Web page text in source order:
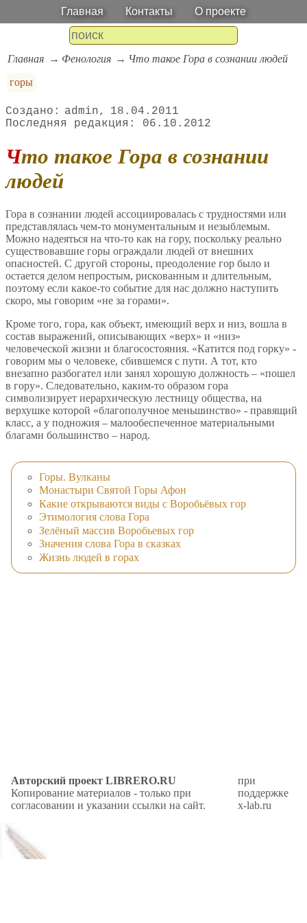
Главная Контакты О проекте
Главная Фенология
Что такое Гора в сознании людей
горы
admin
18.04.2011
06.10.2012
Что такое Гора в сознании
людей
Гора в сознании людей ассоциировалась с трудностями или
представлялась чем-то монументальным и незыблемым.
Можно надеяться на что-то как на гору, поскольку реально
существовавшие горы ограждали людей от внешних
опасностей. С другой стороны, преодоление гор было и
остается делом непростым, рискованным и длительным,
поэтому если какое-то событие для нас должно наступить
скоро, мы говорим «не за горами».
Кроме того, гора, как объект, имеющий верх и низ, вошла в
состав выражений, описывающих «верх» и «низ»
человеческой жизни и благосостояния. «Катится под горку» -
говорим мы о человеке, сбившемся с пути. А тот, кто
внезапно разбогател или занял хорошую должность – «пошел
в гору». Следовательно, каким-то образом гора
символизирует иерархическую лестницу общества, на
верхушке которой «благополучное меньшинство» - правящий
класс, а у подножия – малообеспеченное материальными
благами большинство – народ.
Горы. Вулканы
Монастыри Святой Горы Афон
Какие открываются виды с Воробьёвых гор
Этимология слова Гора
Зелёный массив Воробьевых гор
Значения слова Гора в сказках
Жизнь людей в горах
Авторский проект LIBRERO.RU
Копирование материалов - только при
согласовании и указании ссылки на сайт.
при
поддержке
x-lab.ru